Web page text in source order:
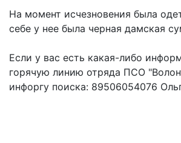
На момент исчезновения была
себе у нее была черная дамская
Если у вас есть какая-либо
горячую линию отряда ПСО
инфоргу поиска: 89506054076